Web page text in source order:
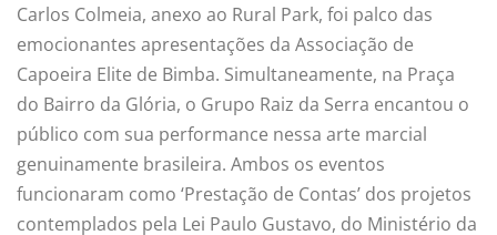
Carlos Colmeia, anexo ao Rural Park, foi palco das
emocionantes apresentações da Associação de
Capoeira Elite de Bimba. Simultaneamente, na Praça
do Bairro da Glória, o Grupo Raiz da Serra encantou o
público com sua performance nessa arte marcial
genuinamente brasileira. Ambos os eventos
funcionaram como ‘Prestação de Contas’ dos projetos
contemplados pela Lei Paulo Gustavo, do Ministério da